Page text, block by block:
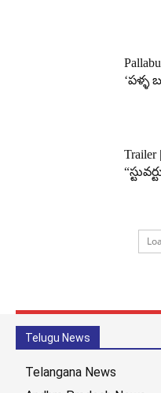
‘పళ్ళ
Telugu News
Telangana News